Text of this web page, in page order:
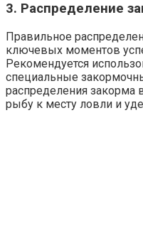
3. Распределение
Правильное
ключевых моментов
Рекомендуется
специальные
распределения закорма
рыбу к месту ловли и